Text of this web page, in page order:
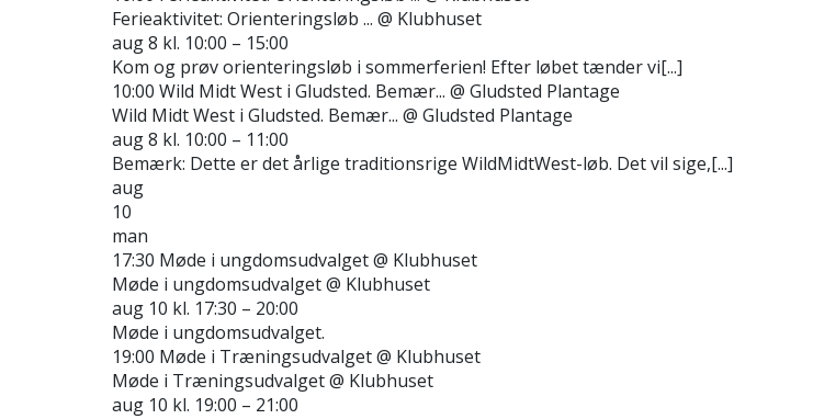
Ferieaktivitet: Orienteringsløb ... @ Klubhuset
aug 8 kl. 10:00 – 15:00
Kom og prøv orienteringsløb i sommerferien! Efter løbet tænder vi[...]
10:00 Wild Midt West i Gludsted. Bemær... @ Gludsted Plantage
Wild Midt West i Gludsted. Bemær... @ Gludsted Plantage
aug 8 kl. 10:00 – 11:00
Bemærk: Dette er det årlige traditionsrige WildMidtWest-løb. Det vil sige,[...]
aug
10
man
17:30 Møde i ungdomsudvalget@ Klubhuset
Møde i ungdomsudvalget@ Klubhuset
aug 10 kl. 17:30 – 20:00
Møde i ungdomsudvalget.
19:00 Møde i Træningsudvalget@ Klubhuset
Møde i Træningsudvalget@ Klubhuset
aug 10 kl. 19:00 – 21:00